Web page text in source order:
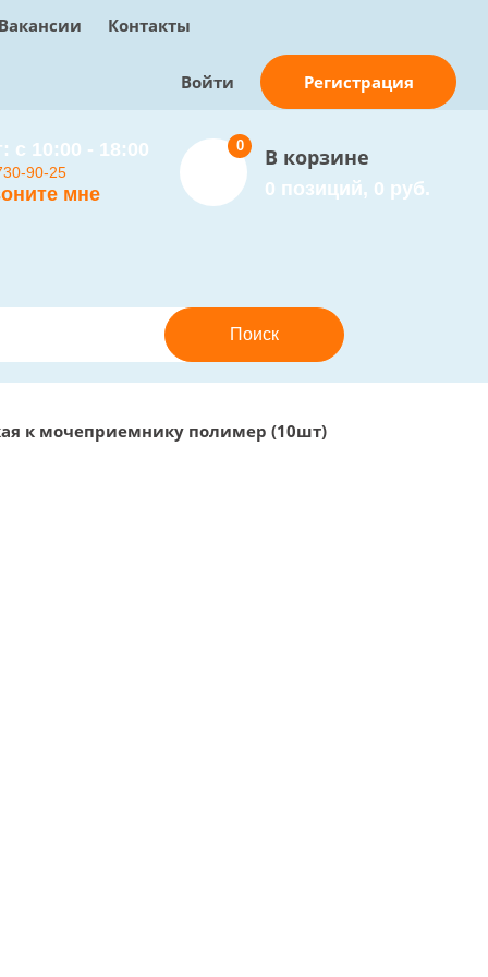
Контакты
Войти Регистрация
с 10:00 - 18:00
90-25
мне
В корзине
0 позиций, 0 руб.
0
к мочеприемнику полимер (10шт)